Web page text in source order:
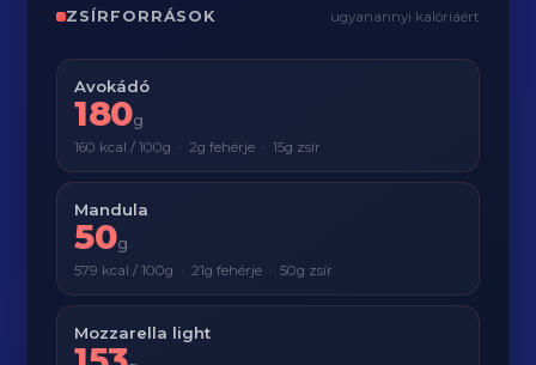
ZSÍRFORRÁSOK ugyanannyi kalóriáért
Avokádó
180g
160 kcal / 100g · 2g fehérje · 15g zsír
Mandula
50g
579 kcal / 100g · 21g fehérje · 50g zsír
Mozzarella light